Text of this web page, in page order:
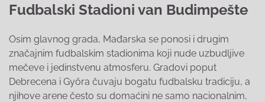
Fudbalski Stadioni van Budimpešte
Osim glavnog grada, Mađarska se ponosi i drugim
značajnim fudbalskim stadionima koji nude uzbudljive
mečeve i jedinstvenu atmosferu. Gradovi poput
Debrecena i Győra čuvaju bogatu fudbalsku tradiciju, a
njihove arene često su domaćini ne samo nacionalnim,